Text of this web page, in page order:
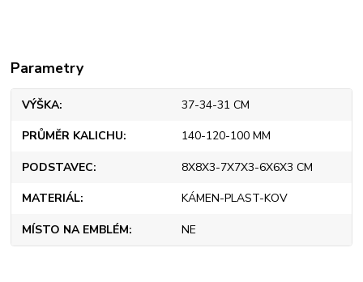
Parametry
VÝŠKA 37-34-31 CM
PRŮMĚR KALICHU 140-120-100 MM
PODSTAVEC 8X8X3-7X7X3-6X6X3 CM
MATERIÁL KÁMEN-PLAST-KOV
MÍSTO NA EMBLÉM NE